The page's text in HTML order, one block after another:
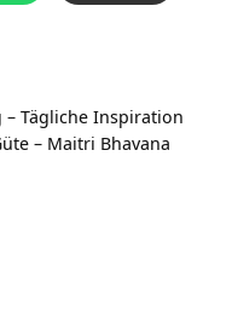
Tägliche Inspiration
– Maitri Bhavana